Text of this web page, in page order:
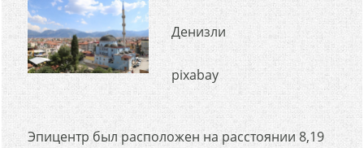
Денизли
pixabay
Эпицентр был расположен на расстоянии 8,19